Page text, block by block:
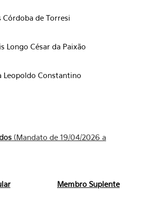
Córdoba de Torresi
Longo César da Paixão
Leopoldo Constantino
(Mandato de 19/04/2026 a
Membro Suplente